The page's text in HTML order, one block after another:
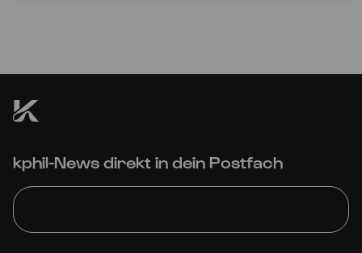
kphil-News direkt in dein Postfach